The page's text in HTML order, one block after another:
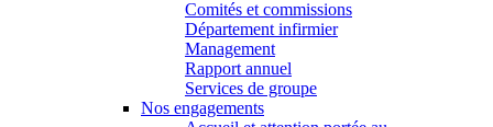
Comités et commissions
Département infirmier
Management
Rapport annuel
Services de groupe
Nos engagements